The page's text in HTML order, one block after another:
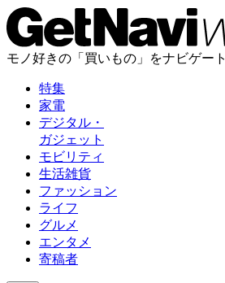
モノ好きの「買いもの」をナビゲート
特集
家電
デジタル・
ガジェット
モビリティ
生活雑貨
ファッション
ライフ
グルメ
エンタメ
寄稿者